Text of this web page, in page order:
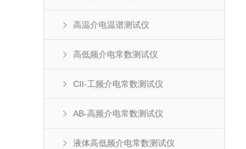
高温介电温谱测试仪
高低频介电常数测试仪
CII-工频介电常数测试仪
AB-高频介电常数测试仪
液体高低频介电常数测试仪